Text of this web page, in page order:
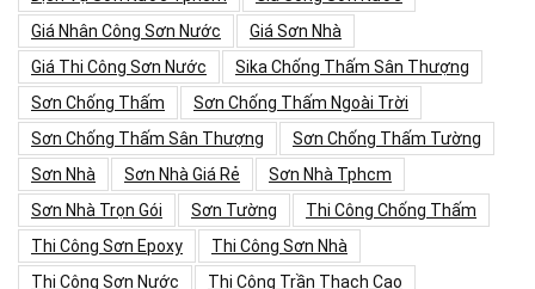
Giá Nhân Công Sơn Nước
Giá Sơn Nhà
Giá Thi Công Sơn Nước
Sika Chống Thấm Sân Thượng
Sơn Chống Thấm
Sơn Chống Thấm Ngoài Trời
Sơn Chống Thấm Sân Thượng
Sơn Chống Thấm Tường
Sơn Nhà
Sơn Nhà Giá Rẻ
Sơn Nhà Tphcm
Sơn Nhà Trọn Gói
Sơn Tường
Thi Công Chống Thấm
Thi Công Sơn Epoxy
Thi Công Sơn Nhà
Thi Công Sơn Nước
Thi Công Trần Thạch Cao